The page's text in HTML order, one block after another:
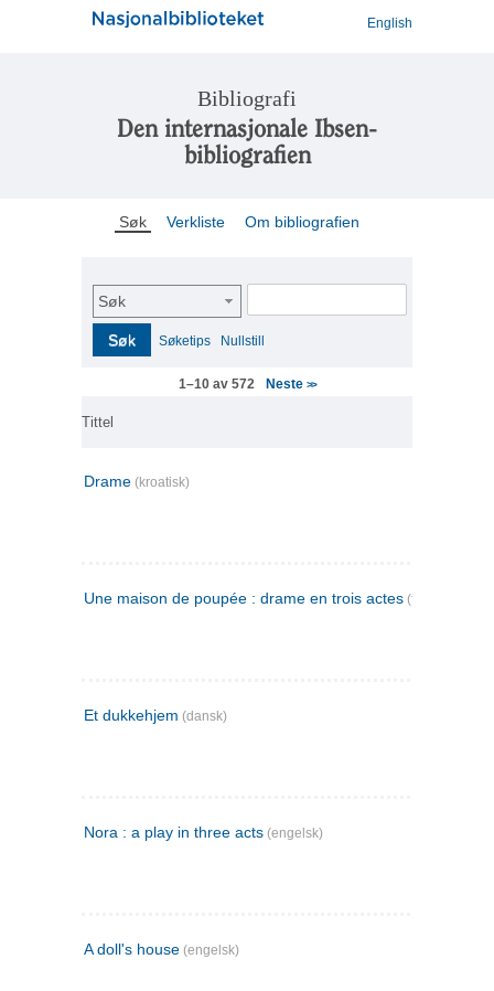
English
Bibliografi
Den internasjonale Ibsen-
bibliografien
Søk Verkliste Om bibliografien
Søk
Søk Søketips Nullstill
1–10 av 572 Neste >>
Tittel
Drame (kroatisk)
Une maison de poupée : drame en trois actes (fransk)
Et dukkehjem (dansk)
Nora : a play in three acts (engelsk)
A doll's house (engelsk)